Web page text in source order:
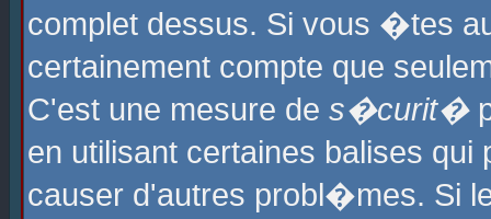
complet dessus. Si vous �tes
certainement compte que
C'est une mesure de s�curit�
en utilisant certaines balises
causer d'autres probl�mes. Si